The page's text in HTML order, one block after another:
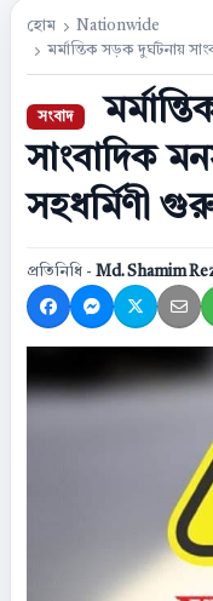
হোম
Nationwide
মর্মান্তিক সড়ক দুর্ঘটনায়
সাংবাদিক
সহধর্মিণী
প্রতিনিধি - Md. Shamim
Share on Facebook
Share onShare